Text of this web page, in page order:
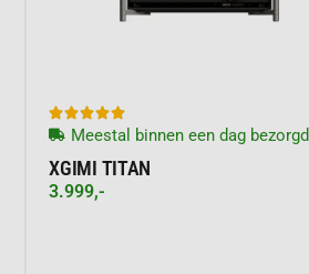

Meestal binnen een dag bezorgd
XGIMI TITAN
3.999,-